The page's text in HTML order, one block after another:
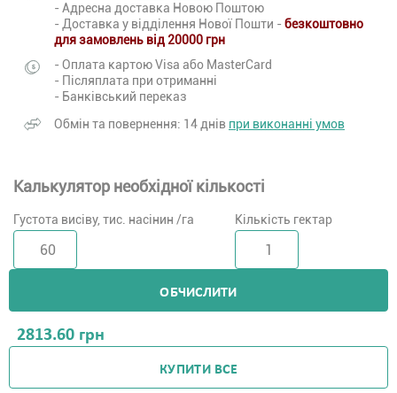
- Адресна доставка Новою Поштою
- Доставка у відділення Нової Пошти - безкоштовно
для замовлень від 20000 грн
- Оплата картою Visa або MasterCard
- Післяплата при отриманні
- Банківський переказ
Обмін та повернення: 14 днів при виконанні умов
Калькулятор необхідної кількості
Густота висіву, тис. насінин /га Кількість гектар
ОБЧИСЛИТИ
2813.60 грн
КУПИТИ ВСЕ